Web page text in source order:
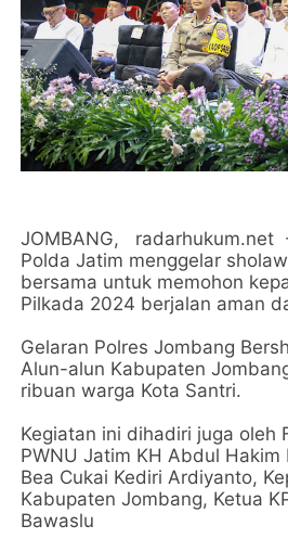
JOMBANG, radarhukum.net
Polda Jatim menggelar
bersama untuk memohon
Pilkada 2024 berjalan aman
Gelaran Polres Jombang
Alun-alun Kabupaten
ribuan warga Kota Santri.
Kegiatan ini dihadiri juga oleh
PWNU Jatim KH Abdul Hakim
Bea Cukai Kediri Ardiyanto,
Kabupaten Jombang, Ketua
Bawaslu